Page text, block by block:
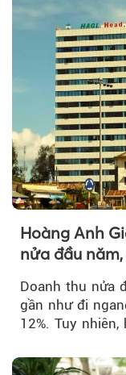
Hoàng Anh
nửa đầu
Doanh thu nửa
gần như đi
12%. Tuy